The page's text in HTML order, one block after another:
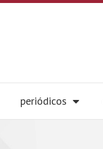
periódicos